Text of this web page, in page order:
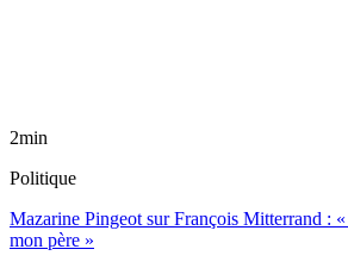
2min
Politique
Mazarine Pingeot sur François Mitterrand :
mon père »